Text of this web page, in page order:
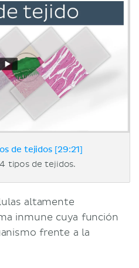
de tejidos [29:21]
tipos de tejidos.
altamente
inmune cuya función
frente a la